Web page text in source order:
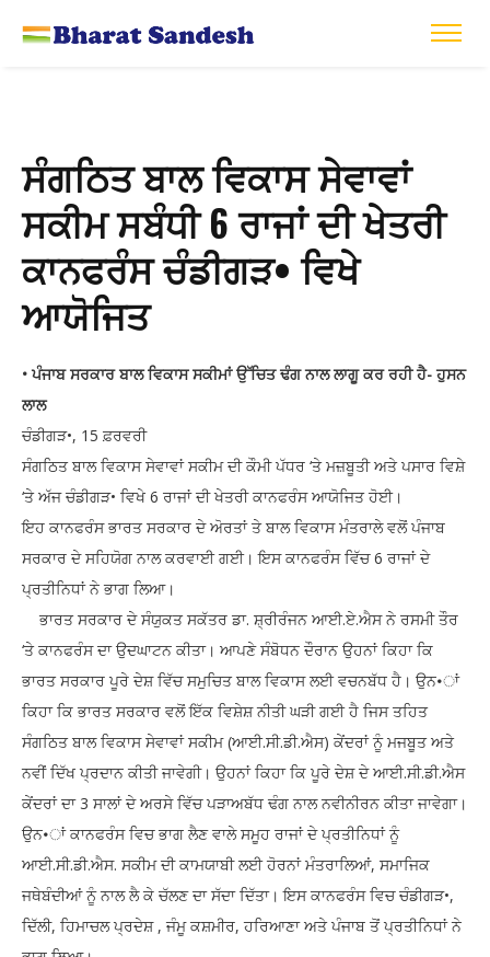
ਸੰਗਠਿਤ ਬਾਲ ਵਿਕਾਸ ਸੇਵਾਵਾਂ
ਸਕੀਮ ਸਬੰਧੀ 6 ਰਾਜਾਂ ਦੀ ਖੇਤਰੀ
ਕਾਨਫਰੰਸ ਚੰਡੀਗੜ• ਵਿਖੇ
ਆਯੋਜਿਤ
• ਪੰਜਾਬ ਸਰਕਾਰ ਬਾਲ ਵਿਕਾਸ ਸਕੀਮਾਂ ਉੱਚਿਤ ਢੰਗ ਨਾਲ ਲਾਗੂ ਕਰ ਰਹੀ ਹੈ- ਹੁਸਨ
ਲਾਲ
ਚੰਡੀਗੜ•, 15 ਫ਼ਰਵਰੀ
ਸੰਗਠਿਤ ਬਾਲ ਵਿਕਾਸ ਸੇਵਾਵਾਂ ਸਕੀਮ ਦੀ ਕੌਮੀ ਪੱਧਰ ‘ਤੇ ਮਜ਼ਬੂਤੀ ਅਤੇ ਪਸਾਰ ਵਿਸ਼ੇ
‘ਤੇ ਅੱਜ ਚੰਡੀਗੜ• ਵਿਖੇ 6 ਰਾਜਾਂ ਦੀ ਖੇਤਰੀ ਕਾਨਫਰੰਸ ਆਯੋਜਿਤ ਹੋਈ।
ਇਹ ਕਾਨਫਰੰਸ ਭਾਰਤ ਸਰਕਾਰ ਦੇ ਅੋਰਤਾਂ ਤੇ ਬਾਲ ਵਿਕਾਸ ਮੰਤਰਾਲੇ ਵਲੋਂ ਪੰਜਾਬ
ਸਰਕਾਰ ਦੇ ਸਹਿਯੋਗ ਨਾਲ ਕਰਵਾਈ ਗਈ। ਇਸ ਕਾਨਫਰੰਸ ਵਿੱਚ 6 ਰਾਜਾਂ ਦੇ
ਪ੍ਰਤੀਨਿਧਾਂ ਨੇ ਭਾਗ ਲਿਆ।
ਭਾਰਤ ਸਰਕਾਰ ਦੇ ਸੰਯੁਕਤ ਸਕੱਤਰ ਡਾ. ਸ਼੍ਰੀਰੰਜਨ ਆਈ.ਏ.ਐਸ ਨੇ ਰਸਮੀ ਤੌਰ
‘ਤੇ ਕਾਨਫਰੰਸ ਦਾ ਉਦਘਾਟਨ ਕੀਤਾ। ਆਪਣੇ ਸੰਬੋਧਨ ਦੌਰਾਨ ਉਹਨਾਂ ਕਿਹਾ ਕਿ
ਭਾਰਤ ਸਰਕਾਰ ਪੂਰੇ ਦੇਸ਼ ਵਿੱਚ ਸਮੁਚਿਤ ਬਾਲ ਵਿਕਾਸ ਲਈ ਵਚਨਬੱਧ ਹੈ। ਉਨ•ਾਂ
ਕਿਹਾ ਕਿ ਭਾਰਤ ਸਰਕਾਰ ਵਲੋਂ ਇੱਕ ਵਿਸ਼ੇਸ਼ ਨੀਤੀ ਘੜੀ ਗਈ ਹੈ ਜਿਸ ਤਹਿਤ
ਸੰਗਠਿਤ ਬਾਲ ਵਿਕਾਸ ਸੇਵਾਵਾਂ ਸਕੀਮ (ਆਈ.ਸੀ.ਡੀ.ਐਸ) ਕੇਂਦਰਾਂ ਨੂੰ ਮਜਬੂਤ ਅਤੇ
ਨਵੀਂ ਦਿੱਖ ਪ੍ਰਦਾਨ ਕੀਤੀ ਜਾਵੇਗੀ। ਉਹਨਾਂ ਕਿਹਾ ਕਿ ਪੂਰੇ ਦੇਸ਼ ਦੇ ਆਈ.ਸੀ.ਡੀ.ਐਸ
ਕੇਂਦਰਾਂ ਦਾ 3 ਸਾਲਾਂ ਦੇ ਅਰਸੇ ਵਿੱਚ ਪੜਾਅਬੱਧ ਢੰਗ ਨਾਲ ਨਵੀਨੀਰਨ ਕੀਤਾ ਜਾਵੇਗਾ।
ਉਨ•ਾਂ ਕਾਨਫਰੰਸ ਵਿਚ ਭਾਗ ਲੈਣ ਵਾਲੇ ਸਮੂਹ ਰਾਜਾਂ ਦੇ ਪ੍ਰਤੀਨਿਧਾਂ ਨੂੰ
ਆਈ.ਸੀ.ਡੀ.ਐਸ. ਸਕੀਮ ਦੀ ਕਾਮਯਾਬੀ ਲਈ ਹੋਰਨਾਂ ਮੰਤਰਾਲਿਆਂ, ਸਮਾਜਿਕ
ਜਥੇਬੰਦੀਆਂ ਨੂੰ ਨਾਲ ਲੈ ਕੇ ਚੱਲਣ ਦਾ ਸੱਦਾ ਦਿੱਤਾ। ਇਸ ਕਾਨਫਰੰਸ ਵਿਚ ਚੰਡੀਗੜ•,
ਦਿੱਲੀ, ਹਿਮਾਚਲ ਪ੍ਰਦੇਸ਼ , ਜੰਮੂ ਕਸ਼ਮੀਰ, ਹਰਿਆਣਾ ਅਤੇ ਪੰਜਾਬ ਤੋਂ ਪ੍ਰਤੀਨਿਧਾਂ ਨੇ